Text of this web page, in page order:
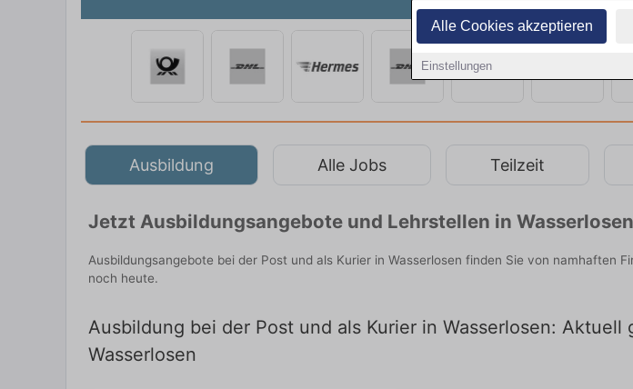
Alle Cookies akzeptieren
Einstellungen
Ausbildung Alle Jobs Teilzeit
Jetzt Ausbildungsangebote und Lehrstellen in
Ausbildungsangebote bei der Post und als Kurier in Wasserlosen finden Sie von namhaften
noch heute.
Ausbildung bei der Post und als Kurier in Wasserlosen:
Wasserlosen